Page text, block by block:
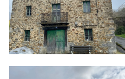
UGALDE - IBARRA MARIA